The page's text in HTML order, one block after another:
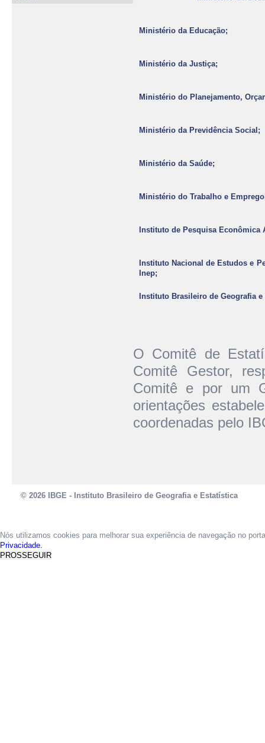
Ministério da Educação;
Ministério da Justiça;
Ministério do Planejamento,
Ministério da Previdência Social;
Ministério da Saúde;
Ministério do Trabalho e
Instituto de Pesquisa Econômica
Instituto Nacional de Estudos e
Inep;
Instituto Brasileiro de Geografia
O Comitê de
Comitê Gestor,
Comitê e por um
orientações
coordenadas pelo
© 2026 IBGE - Instituto Brasileiro de Geografia e Estatística
Nós utilizamos cookies para melhorar sua experiência de navegação no
Privacidade.
PROSSEGUIR